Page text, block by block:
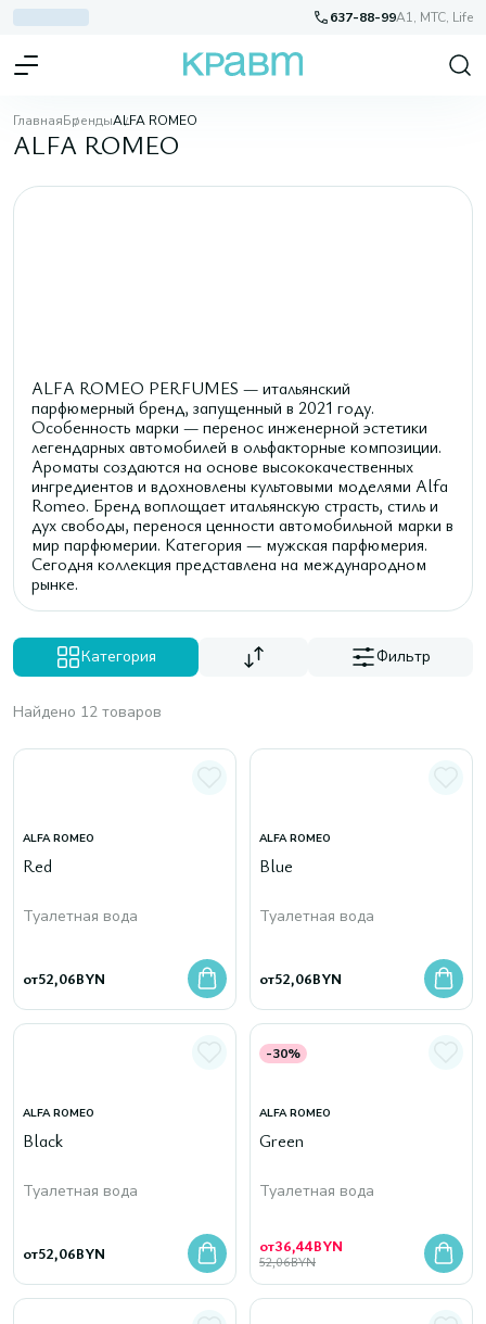
637-88-99A1, МТС, Life
ГлавнаяБрендыALFA ROMEO
ALFA ROMEO
ALFA ROMEO PERFUMES — итальянский
парфюмерный бренд, запущенный в 2021 году.
Особенность марки — перенос инженерной эстетики
легендарных автомобилей в ольфакторные композиции.
Ароматы создаются на основе высококачественных
ингредиентов и вдохновлены культовыми моделями Alfa
Romeo. Бренд воплощает итальянскую страсть, стиль и
дух свободы, перенося ценности автомобильной марки в
мир парфюмерии. Категория — мужская парфюмерия.
Сегодня коллекция представлена на международном
рынке.
Категория Фильтр
Найдено 12 товаров
ALFA ROMEO
Red
Туалетная вода
от52,06BYN
ALFA ROMEO
Blue
Туалетная вода
от52,06BYN
ALFA ROMEO
Black
Туалетная вода
от52,06BYN
-30%
ALFA ROMEO
Green
Туалетная вода
от36,44BYN
52,06BYN